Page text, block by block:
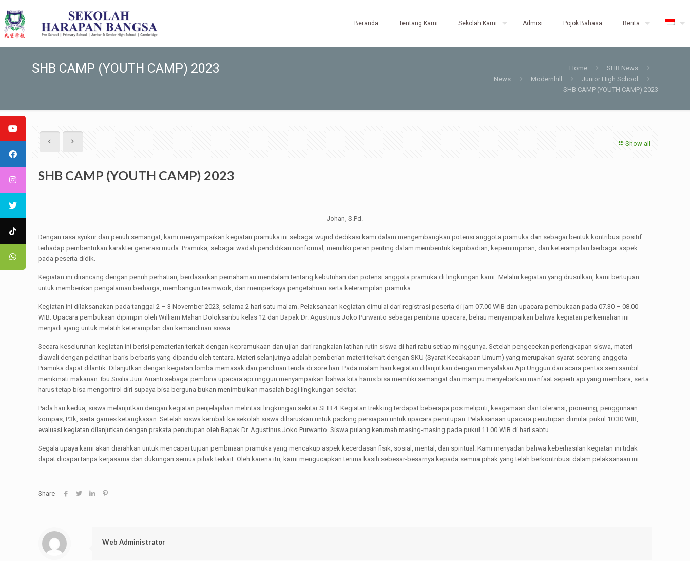
Beranda Tentang Kami Sekolah Kami Admisi Pojok Bahasa Berita
SHB CAMP (YOUTH CAMP) 2023 Home
SHB News
News
Modernhill
Junior High School
SHB CAMP (YOUTH CAMP) 2023
Show all
SHB CAMP (YOUTH CAMP) 2023
Johan, S.Pd.
Dengan rasa syukur dan penuh semangat, kami menyampaikan kegiatan pramuka ini sebagai wujud dedikasi kami dalam mengembangkan potensi anggota pramuka dan sebagai bentuk kontribusi positif
terhadap pembentukan karakter generasi muda. Pramuka, sebagai wadah pendidikan nonformal, memiliki peran penting dalam membentuk kepribadian, kepemimpinan, dan keterampilan berbagai aspek
pada peserta didik.
Kegiatan ini dirancang dengan penuh perhatian, berdasarkan pemahaman mendalam tentang kebutuhan dan potensi anggota pramuka di lingkungan kami. Melalui kegiatan yang diusulkan, kami bertujuan
untuk memberikan pengalaman berharga, membangun teamwork, dan memperkaya pengetahuan serta keterampilan pramuka.
Kegiatan ini dilaksanakan pada tanggal 2 – 3 November 2023, selama 2 hari satu malam. Pelaksanaan kegiatan dimulai dari registrasi peserta di jam 07.00 WIB dan upacara pembukaan pada 07.30 – 08.00
WIB. Upacara pembukaan dipimpin oleh William Mahan Doloksaribu kelas 12 dan Bapak Dr. Agustinus Joko Purwanto sebagai pembina upacara, beliau menyampaikan bahwa kegiatan perkemahan ini
menjadi ajang untuk melatih keterampilan dan kemandirian siswa.
Secara keseluruhan kegiatan ini berisi pematerian terkait dengan kepramukaan dan ujian dari rangkaian latihan rutin siswa di hari rabu setiap minggunya. Setelah pengecekan perlengkapan siswa, materi
diawali dengan pelatihan baris-berbaris yang dipandu oleh tentara. Materi selanjutnya adalah pemberian materi terkait dengan SKU (Syarat Kecakapan Umum) yang merupakan syarat seorang anggota
Pramuka dapat dilantik. Dilanjutkan dengan kegiatan lomba memasak dan pendirian tenda di sore hari. Pada malam hari kegiatan dilanjutkan dengan menyalakan Api Unggun dan acara pentas seni sambil
menikmati makanan. Ibu Sisilia Juni Arianti sebagai pembina upacara api unggun menyampaikan bahwa kita harus bisa memiliki semangat dan mampu menyebarkan manfaat seperti api yang membara, serta
harus tetap bisa mengontrol diri supaya bisa berguna bukan menimbulkan masalah bagi lingkungan sekitar.
Pada hari kedua, siswa melanjutkan dengan kegiatan penjelajahan melintasi lingkungan sekitar SHB 4. Kegiatan trekking terdapat beberapa pos meliputi, keagamaan dan toleransi, pionering, penggunaan
kompas, P3k, serta games ketangkasan. Setelah siswa kembali ke sekolah siswa diharuskan untuk packing persiapan untuk upacara penutupan. Pelaksanaan upacara penutupan dimulai pukul 10.30 WIB,
evaluasi kegiatan dilanjutkan dengan prakata penutupan oleh Bapak Dr. Agustinus Joko Purwanto. Siswa pulang kerumah masing-masing pada pukul 11.00 WIB di hari sabtu.
Segala upaya kami akan diarahkan untuk mencapai tujuan pembinaan pramuka yang mencakup aspek kecerdasan fisik, sosial, mental, dan spiritual. Kami menyadari bahwa keberhasilan kegiatan ini tidak
dapat dicapai tanpa kerjasama dan dukungan semua pihak terkait. Oleh karena itu, kami mengucapkan terima kasih sebesar-besarnya kepada semua pihak yang telah berkontribusi dalam pelaksanaan ini.
Share
Web Administrator